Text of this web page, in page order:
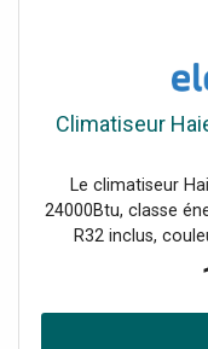
Climatiseur
Le climatiseur
24000Btu, classe
R32 inclus,
Tundra.Le prix
- AABQG0E00)
AABSY0E00)
intégrée Wi-Fi